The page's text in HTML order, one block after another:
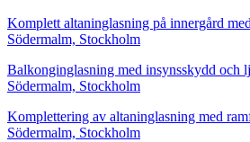
Komplett altaninglasning på innergård
Södermalm, Stockholm
Balkonginglasning med insynsskydd och
Södermalm, Stockholm
Komplettering av altaninglasning med
Södermalm, Stockholm